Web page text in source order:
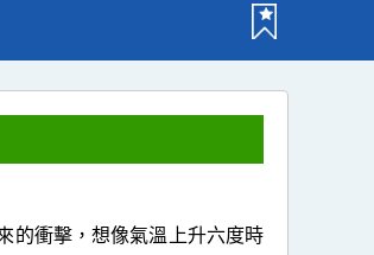
的衝擊，想像氣溫上升六度時